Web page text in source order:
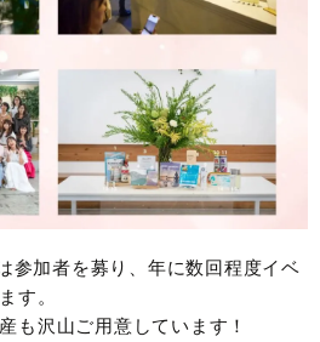
参加者を募り、年に数回程度イベ
す。
も沢山ご用意しています！